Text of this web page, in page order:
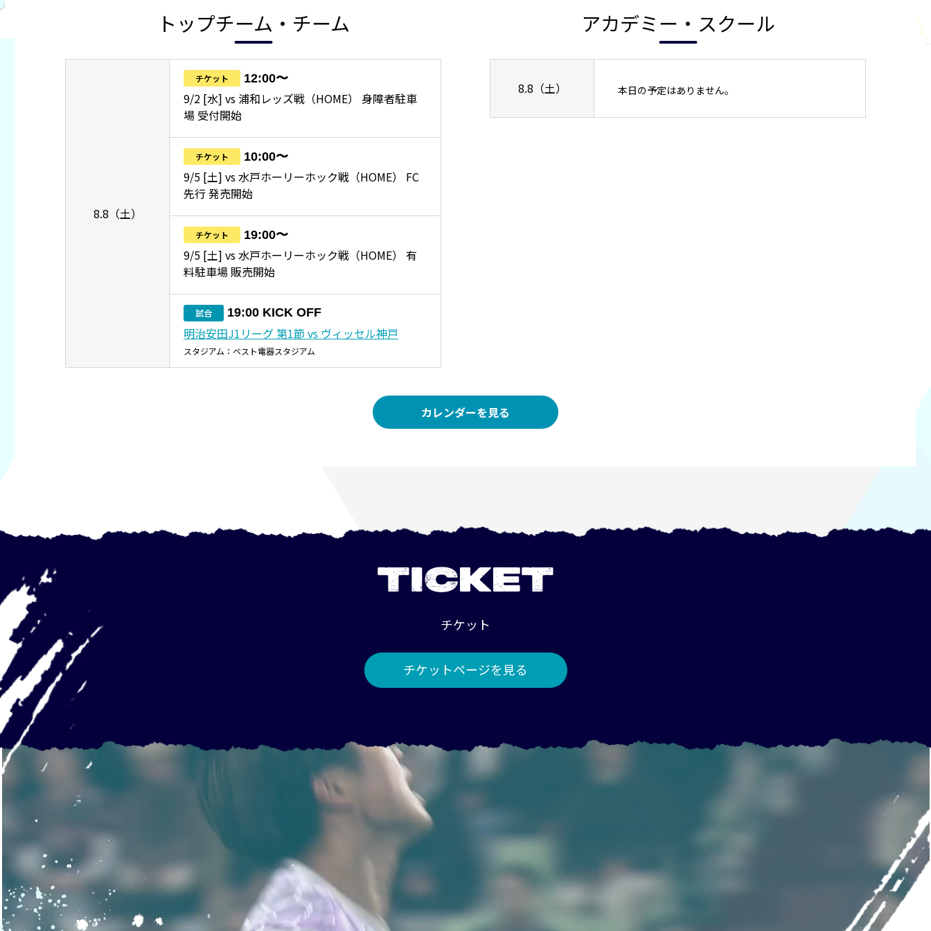
トップチーム・チーム
8.8（土）
チケット 12:00〜
9/2 [水] vs 浦和レッズ戦（HOME） 身障者駐車
場 受付開始
チケット 10:00〜
9/5 [土] vs 水戸ホーリーホック戦（HOME） FC
先行 発売開始
チケット 19:00〜
9/5 [土] vs 水戸ホーリーホック戦（HOME） 有
料駐車場 販売開始
試合 19:00 KICK OFF
明治安田J1リーグ 第1節 vs ヴィッセル神戸
スタジアム：ベスト電器スタジアム
アカデミー・スクール
8.8（土） 本日の予定はありません。
カレンダーを見る
TICKET
チケット
チケットページを見る